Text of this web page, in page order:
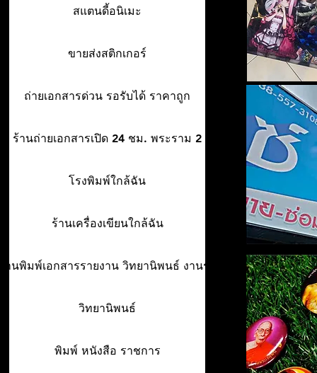
สแตนดี้อนิเมะ
ขายส่งสติกเกอร์
ถ่ายเอกสารด่วน รอรับได้ ราคาถูก
ร้านถ่ายเอกสารเปิด 24 ชม. พระราม 2
โรงพิมพ์ใกล้ฉัน
ร้านเครื่องเขียนใกล้ฉัน
านพิมพ์เอกสารรายงาน วิทยานิพนธ์ งานรา
วิทยานิพนธ์
พิมพ์ หนังสือ ราชการ